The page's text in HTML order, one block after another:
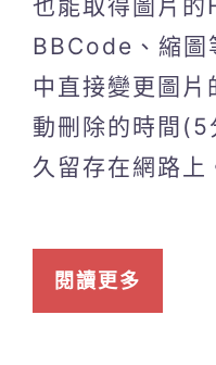
也能取得圖片的
BBCode、縮圖
中直接變更圖片
動刪除的時間
久留存在網路上
閱讀更多